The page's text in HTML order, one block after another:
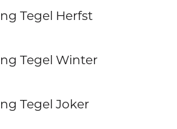
Tegel Herfst
Tegel Winter
Tegel Joker